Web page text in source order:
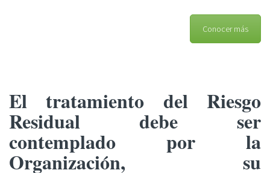
Conocer más
El tratamiento del Riesgo
Residual debe ser
contemplado por la
Organización, su